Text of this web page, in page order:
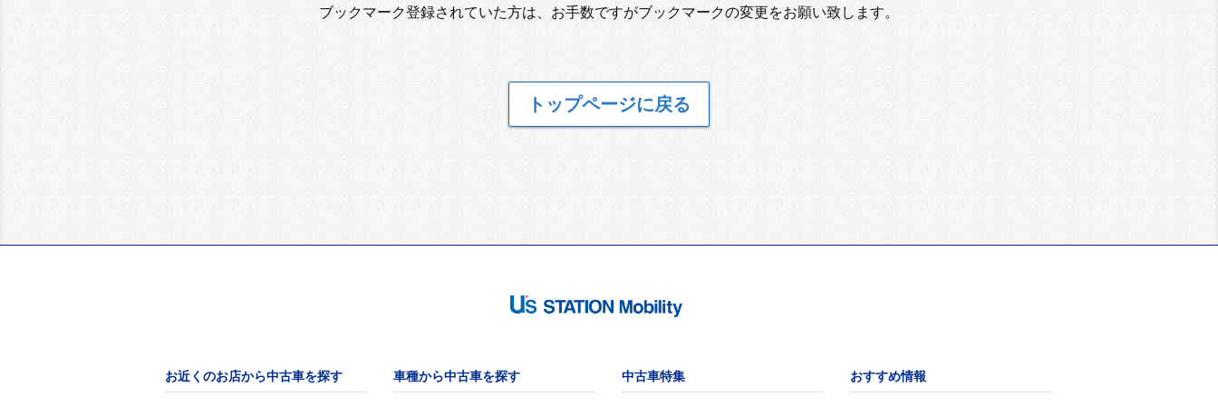
ブックマーク登録されていた方は、お手数ですがブックマークの変更をお願い致します。
トップページに戻る
お近くのお店から中古車を探す 車種から中古車を探す 中古車特集 おすすめ情報